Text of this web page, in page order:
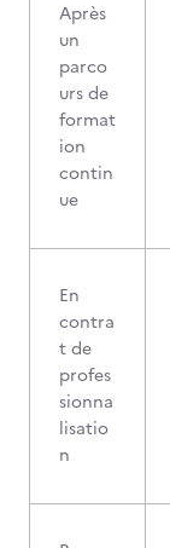
Après
un
parco
urs de
format
ion
contin
ue
En
contra
t de
profes
sionna
lisatio
n